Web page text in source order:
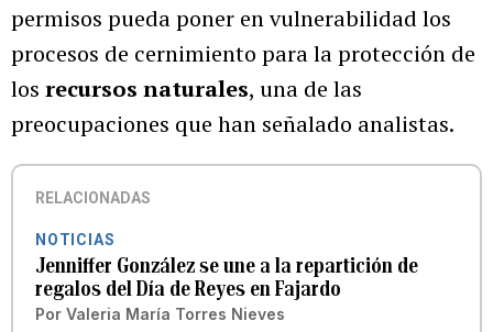
permisos pueda poner en vulnerabilidad los
procesos de cernimiento para la protección de
los recursos naturales, una de las
preocupaciones que han señalado analistas.
RELACIONADAS
NOTICIAS
Jenniffer González se une a la repartición de
regalos del Día de Reyes en Fajardo
Por Valeria María Torres Nieves